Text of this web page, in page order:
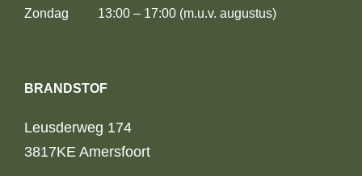
Zondag 13:00 – 17:00 (m.u.v. augustus)
BRANDSTOF
Leusderweg 174
3817KE Amersfoort